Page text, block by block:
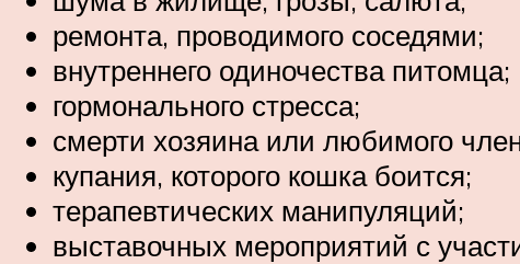
ремонта, проводимого соседями;
внутреннего одиночества питомца;
гормонального стресса;
смерти хозяина или любимого
купания, которого кошка боится;
терапевтических манипуляций;
выставочных мероприятий с